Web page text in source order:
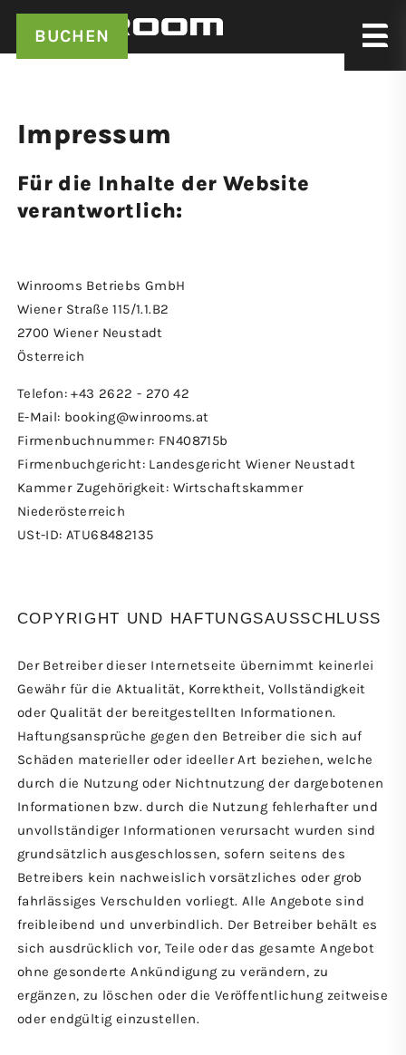
BUCHEN
Impressum
Für die Inhalte der Website
verantwortlich:
Winrooms Betriebs GmbH
Wiener Straße 115/1.1.B2
2700 Wiener Neustadt
Österreich
Telefon: +43 2622 - 270 42
E-Mail: booking@winrooms.at
Firmenbuchnummer: FN408715b
Firmenbuchgericht: Landesgericht Wiener Neustadt
Kammer Zugehörigkeit: Wirtschaftskammer
Niederösterreich
USt-ID: ATU68482135
COPYRIGHT UND HAFTUNGSAUSSCHLUSS
Der Betreiber dieser Internetseite übernimmt keinerlei
Gewähr für die Aktualität, Korrektheit, Vollständigkeit
oder Qualität der bereitgestellten Informationen.
Haftungsansprüche gegen den Betreiber die sich auf
Schäden materieller oder ideeller Art beziehen, welche
durch die Nutzung oder Nichtnutzung der dargebotenen
Informationen bzw. durch die Nutzung fehlerhafter und
unvollständiger Informationen verursacht wurden sind
grundsätzlich ausgeschlossen, sofern seitens des
Betreibers kein nachweislich vorsätzliches oder grob
fahrlässiges Verschulden vorliegt. Alle Angebote sind
freibleibend und unverbindlich. Der Betreiber behält es
sich ausdrücklich vor, Teile oder das gesamte Angebot
ohne gesonderte Ankündigung zu verändern, zu
ergänzen, zu löschen oder die Veröffentlichung zeitweise
oder endgültig einzustellen.